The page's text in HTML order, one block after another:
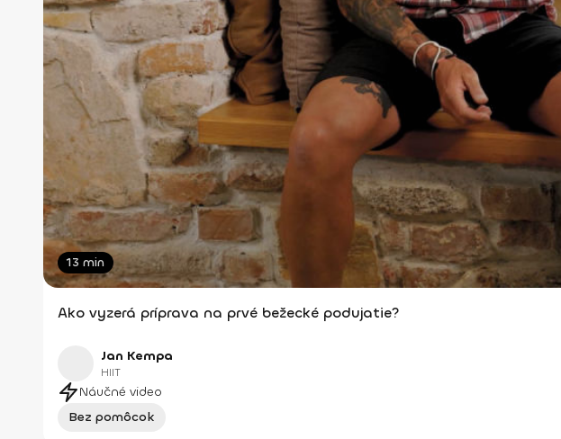
13 min
Ako vyzerá príprava na prvé bežecké podujatie?
Jan Kempa
HIIT
Náučné video
Bez pomôcok